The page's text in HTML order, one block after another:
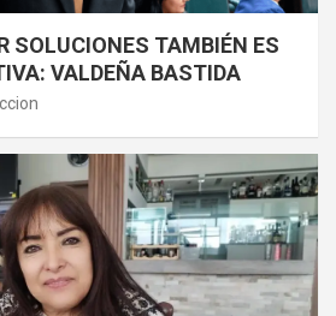
SOLUCIONES TAMBIÉN ES
VALDEÑA BASTIDA